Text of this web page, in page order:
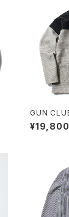
GUN
¥19,800